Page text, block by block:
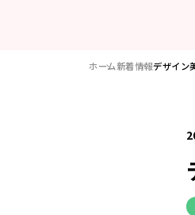
ホーム新着情報デザイン